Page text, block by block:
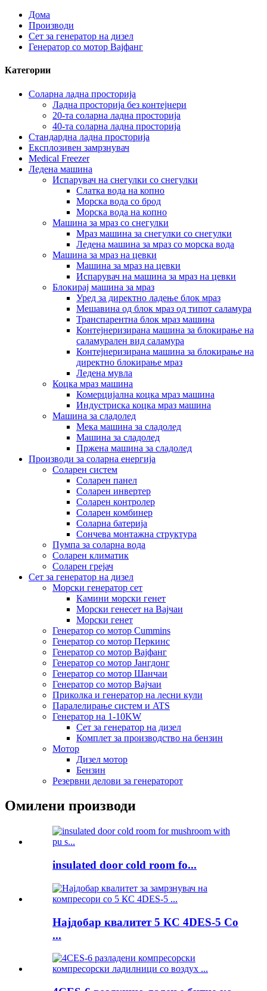
Дома
Производи
Сет за генератор на дизел
Генератор со мотор Вајфанг
Категории
Соларна ладна просторија
Ладна просторија без контејнери
20-та соларна ладна просторија
40-та соларна ладна просторија
Стандардна ладна просторија
Експлозивен замрзнувач
Medical Freezer
Ледена машина
Испарувач на снегулки со снегулки
Слатка вода на копно
Морска вода со брод
Морска вода на копно
Машина за мраз со снегулки
Мраз машина за снегулки со снегулки
Ледена машина за мраз со морска вода
Машина за мраз на цевки
Машина за мраз на цевки
Испарувач на машина за мраз на цевки
Блокирај машина за мраз
Уред за директно ладење блок мраз
Мешавина од блок мраз од типот саламура
Транспарентна блок мраз машина
Контејнеризирана машина за блокирање на
саламурален вид саламура
Контејнеризирана машина за блокирање на
директно блокирање мраз
Ледена мувла
Коцка мраз машина
Комерцијална коцка мраз машина
Индустриска коцка мраз машина
Машина за сладолед
Мека машина за сладолед
Машина за сладолед
Пржена машина за сладолед
Производи за соларна енергија
Соларен систем
Соларен панел
Соларен инвертер
Соларен контролер
Соларен комбинер
Соларна батерија
Сончева монтажна структура
Пумпа за соларна вода
Соларен климатик
Соларен грејач
Сет за генератор на дизел
Морски генератор сет
Камини морски генет
Морски генесет на Вајчаи
Морски генет
Генератор со мотор Cummins
Генератор со мотор Перкинс
Генератор со мотор Вајфанг
Генератор со мотор Јангдонг
Генератор со мотор Шанчаи
Генератор со мотор Вајчаи
Приколка и генератор на лесни кули
Паралелирање систем и ATS
Генератор на 1-10KW
Сет за генератор на дизел
Комплет за производство на бензин
Мотор
Дизел мотор
Бензин
Резервни делови за генераторот
Омилени производи
insulated door cold room fo...
Најдобар квалитет 5 КС 4DES-5 Co
...